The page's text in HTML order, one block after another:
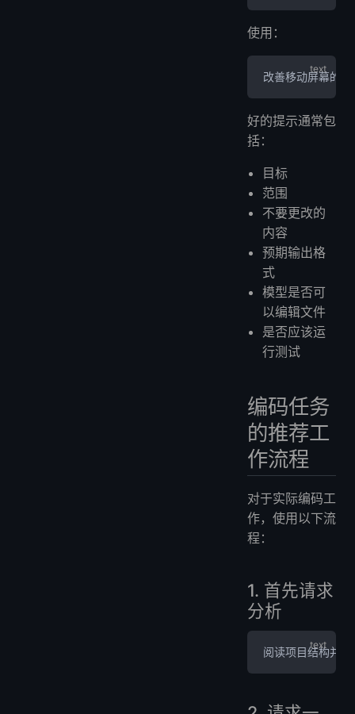
使用：
改善移动屏幕的
好的提示通常包
括：
目标
范围
不要更改的
内容
预期输出格
式
模型是否可
以编辑文件
是否应该运
行测试
编码任务
的推荐工
作流程
对于实际编码工
作，使用以下流
程：
1. 首先请求
分析
阅读项目结构并